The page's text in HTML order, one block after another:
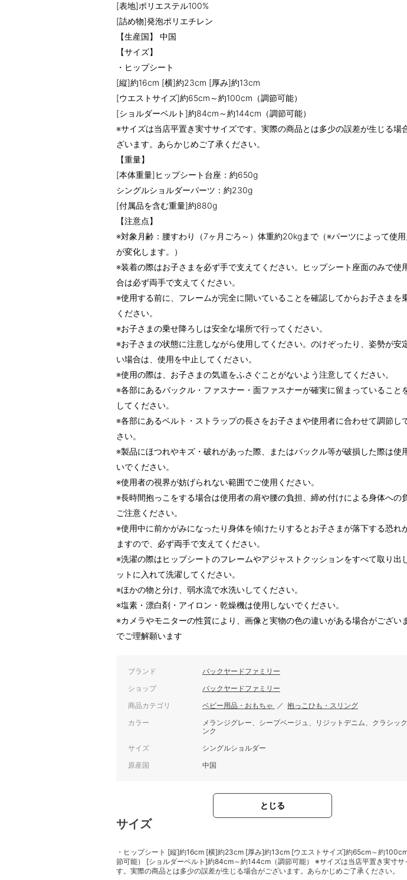
[表地]ポリエステル100%
[詰め物]発泡ポリエチレン
【生産国】 中国
【サイズ】
・ヒップシート
[縦]約16cm [横]約23cm [厚み]約13cm
[ウエストサイズ]約65cm～約100cm（調節可能）
[ショルダーベルト]約84cm～約144cm（調節可能）
※サイズは当店平置き実寸サイズです。実際の商品とは多少の誤差が生じる場
ざいます。あらかじめご了承ください。
【重量】
[本体重量]ヒップシート台座：約650g
シングルショルダーパーツ：約230g
[付属品を含む重量]約880g
【注意点】
※対象月齢：腰すわり（7ヶ月ごろ～）体重約20kgまで（※パーツによって使
が変化します。）
※装着の際はお子さまを必ず手で支えてください。ヒップシート座面のみで使
合は必ず両手で支えてください。
※使用する前に、フレームが完全に開いていることを確認してからお子さまを
ください。
※お子さまの乗せ降ろしは安全な場所で行ってください。
※お子さまの状態に注意しながら使用してください。のけぞったり、姿勢が安
い場合は、使用を中止してください。
※使用の際は、お子さまの気道をふさぐことがないよう注意してください。
※各部にあるバックル・ファスナー・面ファスナーが確実に留まっていること
してください。
※各部にあるベルト・ストラップの長さをお子さまや使用者に合わせて調節し
さい。
※製品にほつれやキズ・破れがあった際、またはバックル等が破損した際は使
いでください。
※使用者の視界が妨げられない範囲でご使用ください。
※長時間抱っこをする場合は使用者の肩や腰の負担、締め付けによる身体への
ご注意ください。
※使用中に前かがみになったり身体を傾けたりするとお子さまが落下する恐れ
ますので、必ず両手で支えてください。
※洗濯の際はヒップシートのフレームやアジャストクッションをすべて取り出
ットに入れて洗濯してください。
※ほかの物と分け、弱水流で水洗いしてください。
※塩素・漂白剤・アイロン・乾燥機は使用しないでください。
※カメラやモニターの性質により、画像と実物の色の違いがある場合がござい
でご理解願います
ブランド バックヤードファミリー
ショップ バックヤードファミリー
商品カテゴリ ベビー用品・おもちゃ ／ 抱っこひも・スリング
カラー
メランジグレー、シープベージュ、リジットデニム、クラシッ
ンク
サイズ シングルショルダー
原産国 中国
とじる
サイズ
・ヒップシート [縦]約16cm [横]約23cm [厚み]約13cm [ウエストサイズ]約65cm～約
節可能） [ショルダーベルト]約84cm～約144cm（調節可能） ※サイズは当店平置き実寸サ
す。実際の商品とは多少の誤差が生じる場合がございます。あらかじめご了承ください。